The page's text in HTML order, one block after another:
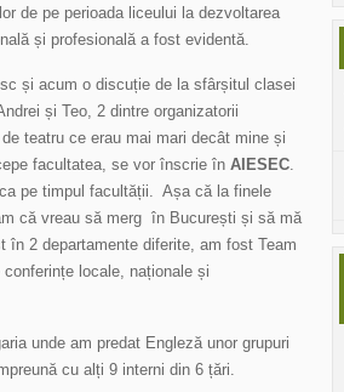
de pe perioada liceului la dezvoltarea
și profesională a fost evidentă.
și acum o discuție de la sfârșitul clasei
și Teo, 2 dintre organizatorii
teatru ce erau mai mari decât mine și
facultatea, se vor înscrie în AIESEC.
pe timpul facultății. Așa că la finele
că vreau să merg în București și să mă
2 departamente diferite, am fost Team
locale, naționale și
unde am predat Engleză unor grupuri
cu alți 9 interni din 6 țări.